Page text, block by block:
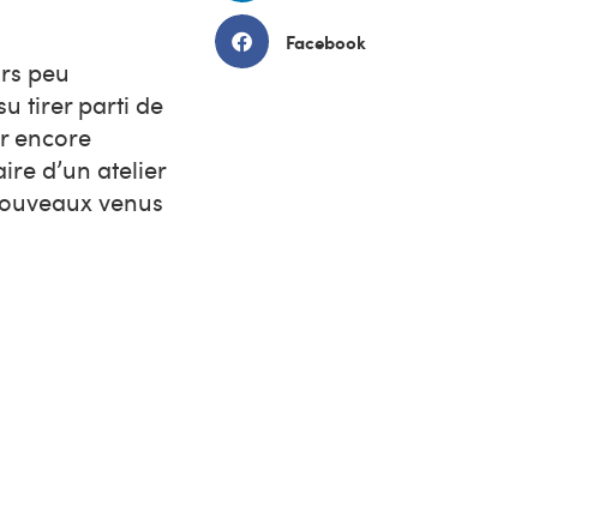
peu
tirer parti de
encore
d’un atelier
venus
Facebook